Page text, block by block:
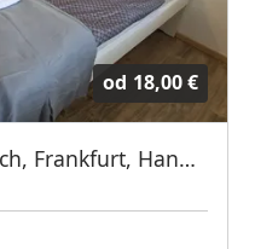
od 18,00 €
Wohnungen in Offenbach, Frankfurt, Hanau, Eschborn und Umgebung